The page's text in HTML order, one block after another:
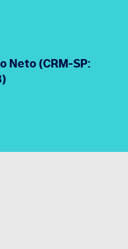
Neto (CRM-SP: